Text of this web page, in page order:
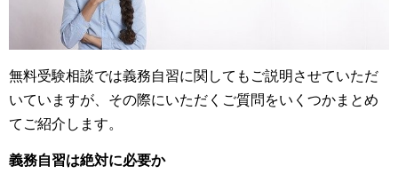
無料受験相談では義務自習に関してもご説明させていただ
いていますが、その際にいただくご質問をいくつかまとめ
てご紹介します。
義務自習は絶対に必要か